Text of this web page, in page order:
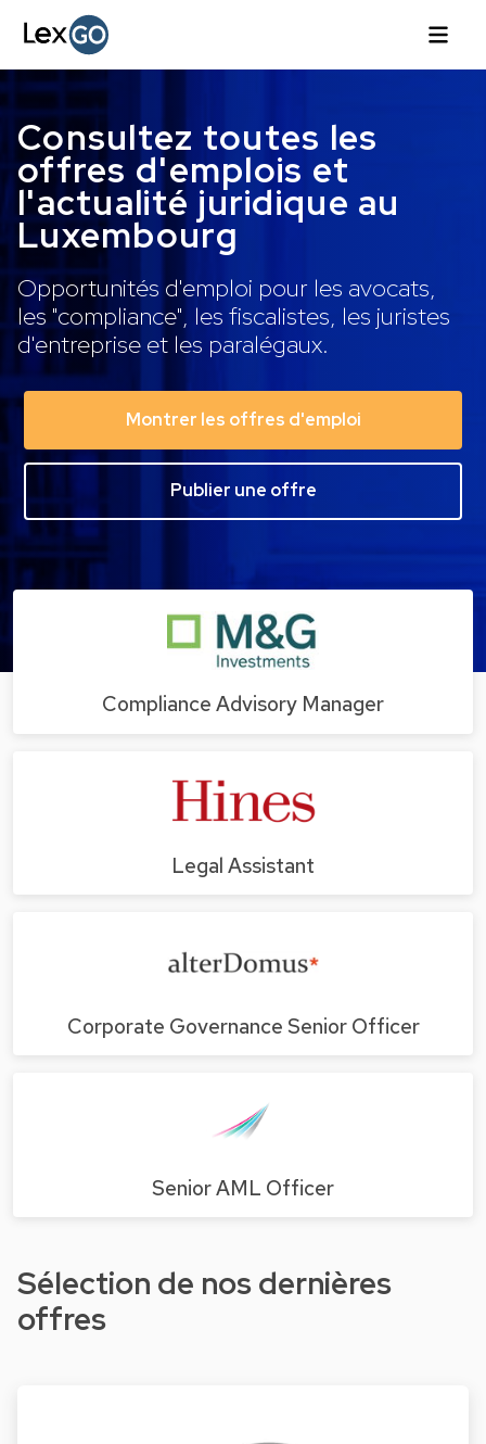
Consultez toutes les
offres d'emplois et
l'actualité juridique au
Luxembourg
Opportunités d'emploi pour les avocats,
les "compliance", les fiscalistes, les juristes
d'entreprise et les paralégaux.
Montrer les offres d'emploi
Publier une offre
Compliance Advisory Manager
Legal Assistant
Corporate Governance Senior Officer
Senior AML Officer
Sélection de nos dernières
offres